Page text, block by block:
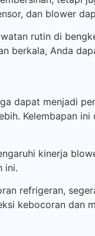
dan blower
rutin di
berkala, Anda
dapat menjadi
Kelembapan
kinerja
ini.
refrigeran,
kebocoran dan